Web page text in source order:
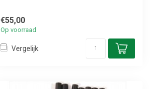
€55,00
Op voorraad
Vergelijk